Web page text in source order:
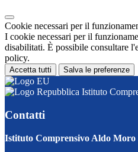
Cookie necessari per il
I cookie necessari per il
disabilitati. È possibile consultare
policy.
Accetta tutti Salva le preferenze
Istituto
Contatti
Istituto Comprensivo Aldo Moro